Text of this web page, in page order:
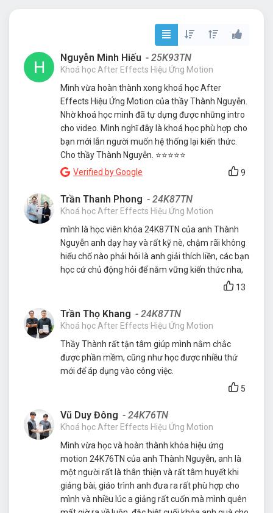
Nguyễn Minh Hiếu - 25K93TN
Khoá học After Effects Hiệu Ứng Motion
Mình vừa hoàn thành xong khoá học After
Effects Hiệu Ứng Motion của thầy Thành Nguyễn.
Nhờ khoá học mình đã tự dựng được những intro
cho video. Mình nghĩ đây là khoá học phù hợp cho
bạn mới lẫn người muốn hệ thống lại kiến thức.
Cho thầy Thành Nguyễn. ⭐️⭐️⭐️⭐️⭐️
Verified by Google
9
Trần Thanh Phong - 24K87TN
Khoá học After Effects Hiệu Ứng Motion
mình là học viên khóa 24K87TN của anh Thành
Nguyễn anh dạy hay và rất kỹ nè, chậm rãi không
hiểu chổ nào phải hỏi là anh giải thích liền, các bạn
học cứ chủ động hỏi để nắm vững kiến thức nha,
13
Trần Thọ Khang - 24K87TN
Khoá học After Effects Hiệu Ứng Motion
Thầy Thành rất tận tâm giúp mình nắm chắc
được phần mềm, cũng như học được nhiều thứ
mới để áp dụng vào công việc.
5
Vũ Duy Đông - 24K76TN
Khoá học After Effects Hiệu Ứng Motion
Mình vừa học và hoàn thành khóa hiệu ứng
motion 24K76TN của anh Thành Nguyễn, anh là
một người rất là thân thiện và rất tâm huyết khi
giảng bài, giáo trình anh đưa ra rất phù hợp cho
mình và nhiều lúc a giảng rất cuốn mà mình quên